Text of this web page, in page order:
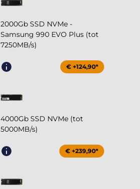
2000Gb SSD NVMe -
Samsung 990 EVO Plus (tot
7250MB/s)
€ +124,90*
4000Gb SSD NVMe (tot
5000MB/s)
€ +239,90*